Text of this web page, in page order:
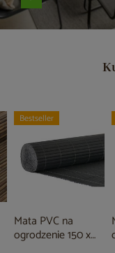
Mata PVC na
ogrodzenie 150 x
Bestseller